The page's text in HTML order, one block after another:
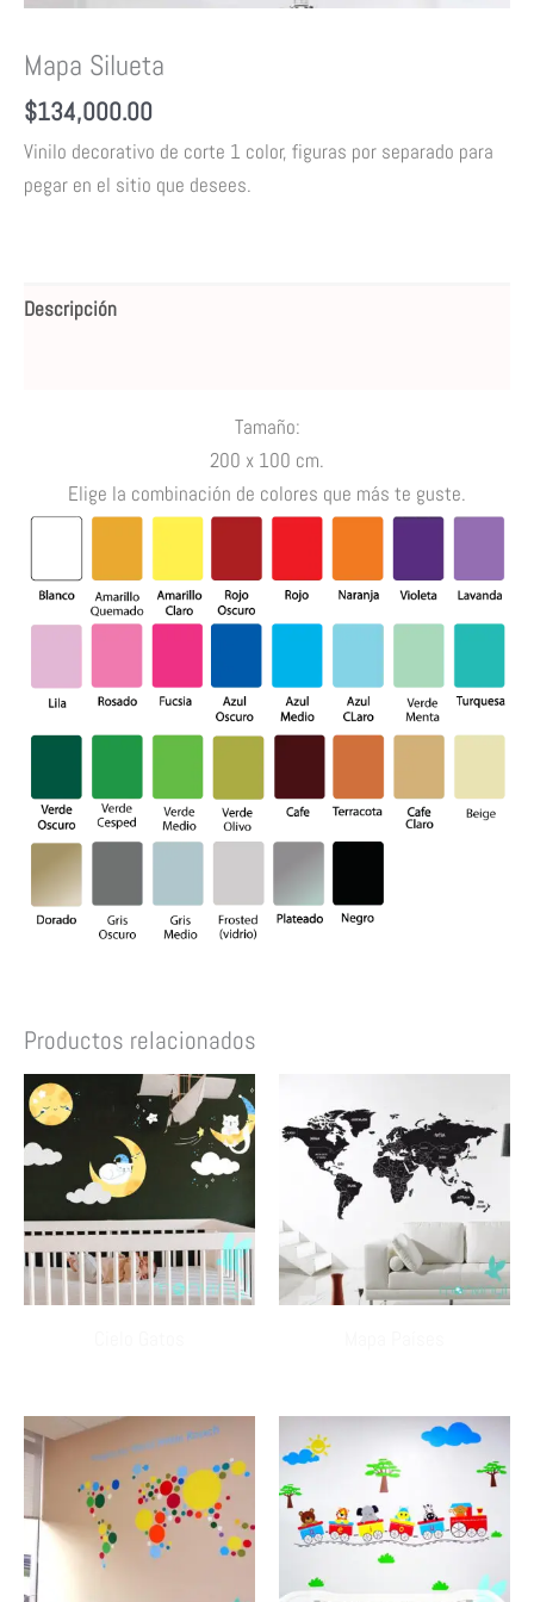
Mapa Silueta
$134,000.00
Vinilo decorativo de corte 1 color, figuras por separado para
pegar en el sitio que desees.
Descripción
Tamaño:
200 x 100 cm.
Elige la combinación de colores que más te guste.
Productos relacionados